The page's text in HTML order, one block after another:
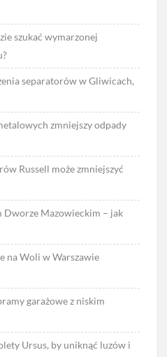
szukać wymarzonej
separatorów w Gliwicach,
zmniejszy odpady
Russell może zmniejszyć
Mazowieckim – jak
na Woli w Warszawie
garażowe z niskim
Ursus, by uniknąć luzów i